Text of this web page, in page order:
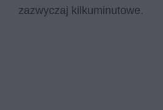
zazwyczaj kilkuminutowe.